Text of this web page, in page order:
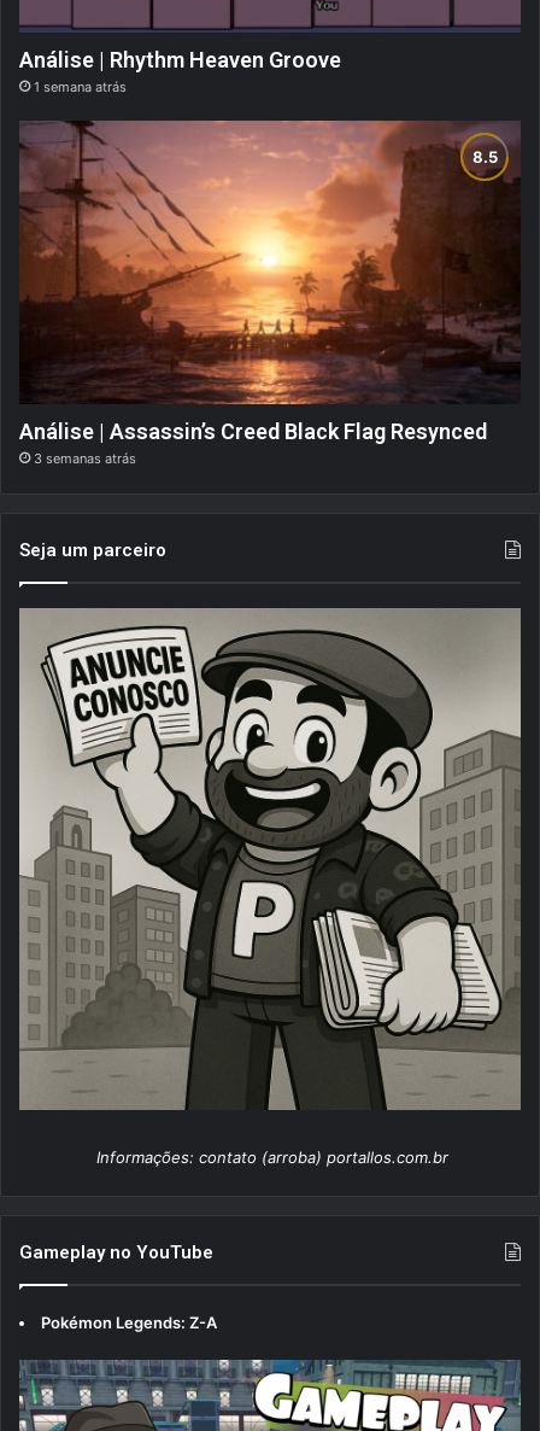
Análise | Rhythm Heaven Groove
1 semana atrás
Análise | Assassin’s Creed Black Flag Resynced
3 semanas atrás
Seja um parceiro
Informações: contato (arroba) portallos.com.br
Gameplay no YouTube
Pokémon Legends: Z-A